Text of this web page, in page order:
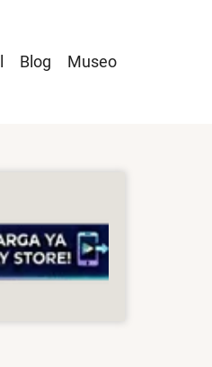
Blog Museo